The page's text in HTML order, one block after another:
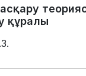
құралы